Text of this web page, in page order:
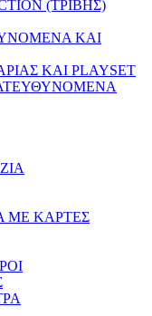
(ΤΡΙΒΗΣ)
ΚΑΙ
ΚΑΙ PLAYSET
ΜΕ ΚΑΡΤΕΣ